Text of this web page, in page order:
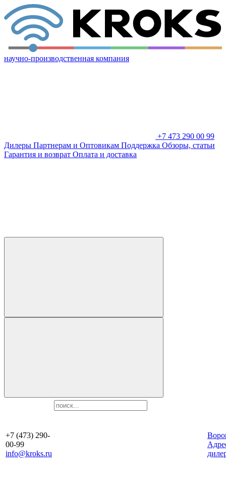
научно-производственная компания
+7 473 290 00 99
Дилеры Партнерам и Оптовикам Поддержка Обзоры, статьи
Гарантия и возврат Оплата и доставка
+7 (473) 290-
00-99
info@kroks.ru